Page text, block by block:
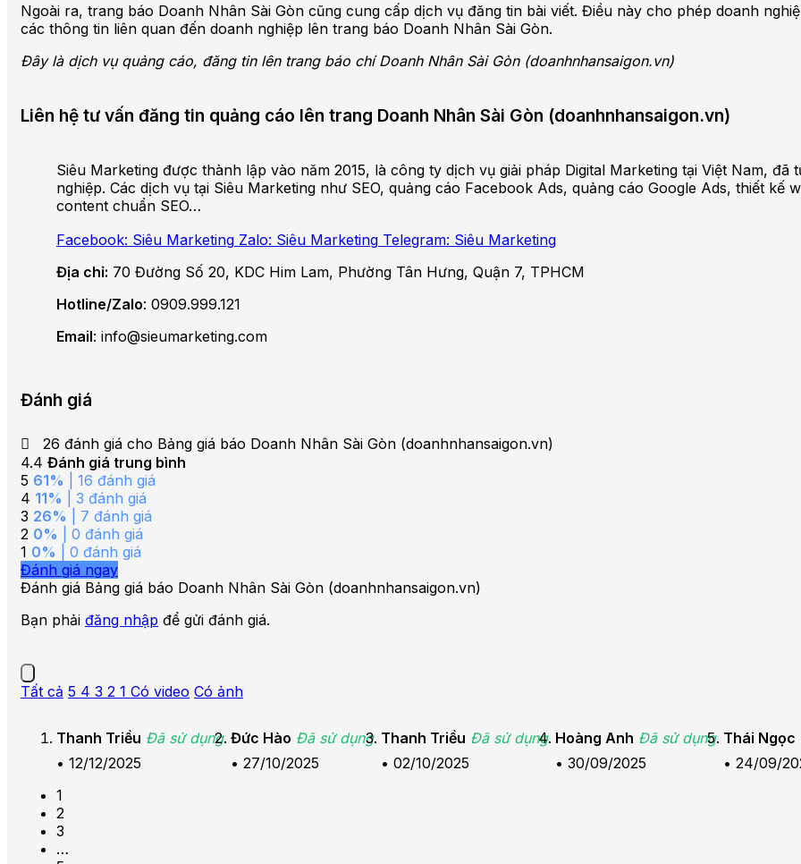
Ngoài ra, trang báo Doanh Nhân Sài Gòn cũng cung cấp dịch vụ đăng tin bài viết. Điều này cho phép doanh
các thông tin liên quan đến doanh nghiệp lên trang báo Doanh Nhân Sài Gòn.
Đây là dịch vụ quảng cáo, đăng tin lên trang báo chí Doanh Nhân Sài Gòn (doanhnhansaigon.vn)
Liên hệ tư vấn đăng tin quảng cáo lên trang Doanh Nhân Sài Gòn (doanhnhansaigon.vn)
Siêu Marketing được thành lập vào năm 2015, là công ty dịch vụ giải pháp Digital Marketing tại Việt Nam,
nghiệp. Các dịch vụ tại Siêu Marketing như SEO, quảng cáo Facebook Ads, quảng cáo Google Ads, thiết kế
content chuẩn SEO…
Facebook: Siêu Marketing Zalo: Siêu Marketing Telegram: Siêu Marketing
Địa chỉ: 70 Đường Số 20, KDC Him Lam, Phường Tân Hưng, Quận 7, TPHCM
Hotline/Zalo: 0909.999.121
Email: info@sieumarketing.com
Đánh giá
26 đánh giá cho Bảng giá báo Doanh Nhân Sài Gòn (doanhnhansaigon.vn)
4.4 Đánh giá trung bình
5 61% | 16 đánh giá
4 11% | 3 đánh giá
3 26% | 7 đánh giá
2 0% | 0 đánh giá
1 0% | 0 đánh giá
Đánh giá ngay
Đánh giá Bảng giá báo Doanh Nhân Sài Gòn (doanhnhansaigon.vn)
Bạn phải đăng nhập để gửi đánh giá.
Tất cả 5 4 3 2 1 Có video Có ảnh
Thanh Triều Đã sử dụng
• 12/12/2025
Đức Hào Đã sử dụng
• 27/10/2025
Thanh Triều Đã sử dụng
• 02/10/2025
Hoàng Anh Đã sử dụng
• 30/09/2025
Thái Ngọc
• 24/09/
1
2
3
…